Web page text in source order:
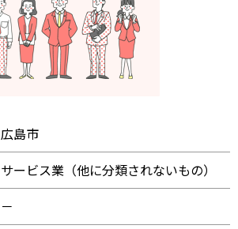
広島市
サービス業（他に分類されないもの）
－